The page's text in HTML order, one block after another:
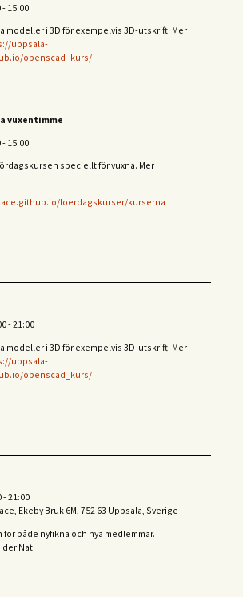
- 15:00
modeller i 3D för exempelvis 3D-utskrift. Mer
uppsala-
openscad_kurs/
vuxentimme
- 15:00
speciellt för vuxna. Mer
loerdagskurser/kurserna
-21:00
modeller i 3D för exempelvis 3D-utskrift. Mer
uppsala-
openscad_kurs/
-21:00
Ekeby Bruk 6M, 752 63 Uppsala, Sverige
både nyfikna och nya medlemmar.
der Nat